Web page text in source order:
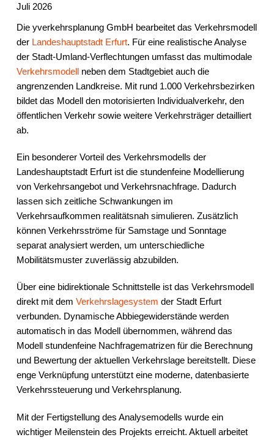
Juli 2026
Die yverkehrsplanung GmbH bearbeitet das Verkehrsmodell
der Landeshauptstadt Erfurt. Für eine realistische Analyse
der Stadt-Umland-Verflechtungen umfasst das multimodale
Verkehrsmodellneben dem Stadtgebiet auch die
angrenzenden Landkreise. Mit rund 1.000 Verkehrsbezirken
bildet das Modell den motorisierten Individualverkehr, den
öffentlichen Verkehr sowie weitere Verkehrsträger detailliert
ab.
Ein besonderer Vorteil des Verkehrsmodells der
Landeshauptstadt Erfurt ist die stundenfeine Modellierung
von Verkehrsangebot und Verkehrsnachfrage. Dadurch
lassen sich zeitliche Schwankungen im
Verkehrsaufkommen realitätsnah simulieren. Zusätzlich
können Verkehrsströme für Samstage und Sonntage
separat analysiert werden, um unterschiedliche
Mobilitätsmuster zuverlässig abzubilden.
Über eine bidirektionale Schnittstelle ist das Verkehrsmodell
direkt mit dem Verkehrslagesystem der Stadt Erfurt
verbunden. Dynamische Abbiegewiderstände werden
automatisch in das Modell übernommen, während das
Modell stundenfeine Nachfragematrizen für die Berechnung
und Bewertung der aktuellen Verkehrslage bereitstellt. Diese
enge Verknüpfung unterstützt eine moderne, datenbasierte
Verkehrssteuerung und Verkehrsplanung.
Mit der Fertigstellung des Analysemodells wurde ein
wichtiger Meilenstein des Projekts erreicht. Aktuell arbeitet